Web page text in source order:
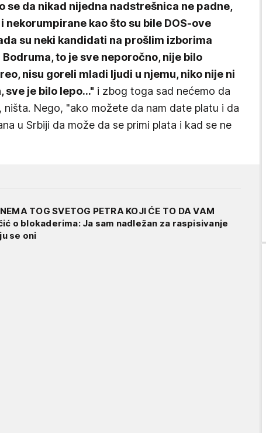
se da nikad nijedna nadstrešnica ne padne,
nekorumpirane kao što su bile DOS-ove
su neki kandidati na prošlim izborima
to je sve neporočno, nije bilo
nisu goreli mladi ljudi u njemu, niko nije ni
sve je bilo lepo..." i zbog toga sad nećemo da
ništa. Nego, "ako možete da nam date platu i da
u Srbiji da može da se primi plata i kad se ne
TOG SVETOG PETRA KOJI ĆE TO DA VAM
o blokaderima: Ja sam nadležan za raspisivanje
se oni